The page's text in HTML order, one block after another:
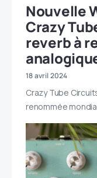
Nouvelle
Crazy
reverb à
18 avril 2024
Crazy Tube
renommée